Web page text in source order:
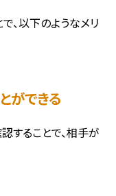
、以下のようなメリ
ができる
することで、相手が